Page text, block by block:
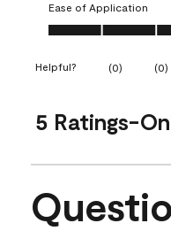
Ease of Application
Ease of Application, 5.0
Helpful? (0) (0)
5 Ratings-
No questions have